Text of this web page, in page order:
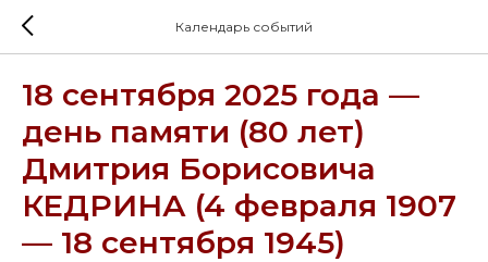
Календарь событий
18 сентября 2025 года —
день памяти (80 лет)
Дмитрия Борисовича
КЕДРИНА (4 февраля 1907
— 18 сентября 1945)